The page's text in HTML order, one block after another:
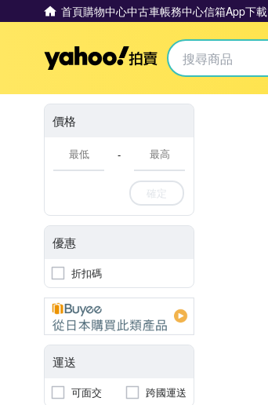
首頁購物中心中古車帳務中心信箱App下載
Yahoo拍賣
價格
-
確定
優惠
折扣碼
運送
可面交 跨國運送